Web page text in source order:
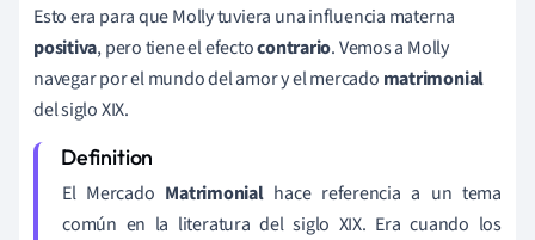
Esto era para que Molly tuviera una influencia materna
positiva, pero tiene el efectocontrario. Vemos a Molly
navegar por el mundo del amor y el mercado matrimonial
del siglo XIX.
El Mercado Matrimonialhace referencia a un tema
común en la literatura del siglo XIX. Era cuando los